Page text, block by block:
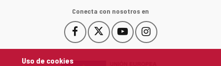
Uso de cookies
Conecta con nosotros en
Facebook
Este
enlace
Este
enlace
YouTube
Este
enlace
Instagram
Este
enlace